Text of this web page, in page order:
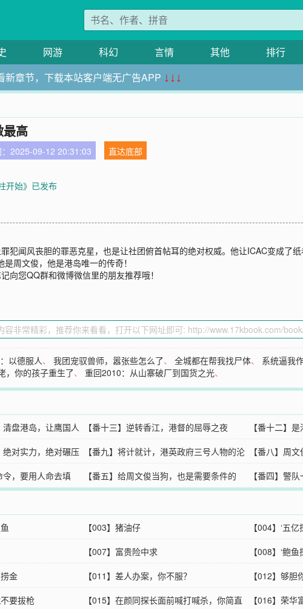
网游 科幻 言情 其他 排行
新章节，下载本站客户端无广告APP ↓↓↓
最高
：2025-09-12 20:31:03
直达底部
开始》已发布
闻风丧胆的罪恶克星，也是让社团俯首帖耳的绝对权威。他让ICAC变成了纸
周文俊，他是港岛唯一的传奇！
向您QQ群和微博微信里的朋友推荐哦！
以德服人、我团宠驭兽师，嚣张些怎么了、全城都在帮我找尸体、 系统逼我
，你的孩子重生了、重回2010：从山寨破厂到国货之光、
清盘港岛，让鹰国人
【番十三】逆转香江，港督的屈辱之夜
【番十二】
绝对实力，绝对碾压
【番九】将计就计，港英政府三号人物的沦
陷
【番八】周
一刻开始
令，要用人命去填 【番五】给周文俊当狗，也是需要条件的
【番四】警
【003】猪油仔
【004】‘五
【007】富贵险中求
【008】‘鲍
金 【011】差人办案，你不服？
【012】够胆
要拔枪
【015】在颜同探长面前喊打喊杀，你简直
【016】荣